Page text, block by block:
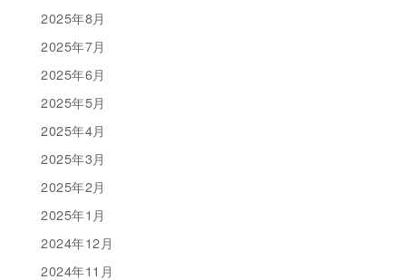
2025年8月
2025年7月
2025年6月
2025年5月
2025年4月
2025年3月
2025年2月
2025年1月
2024年12月
2024年11月